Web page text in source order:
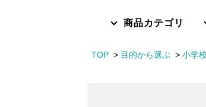
商品カテゴリ
TOP 目的から選ぶ 小学